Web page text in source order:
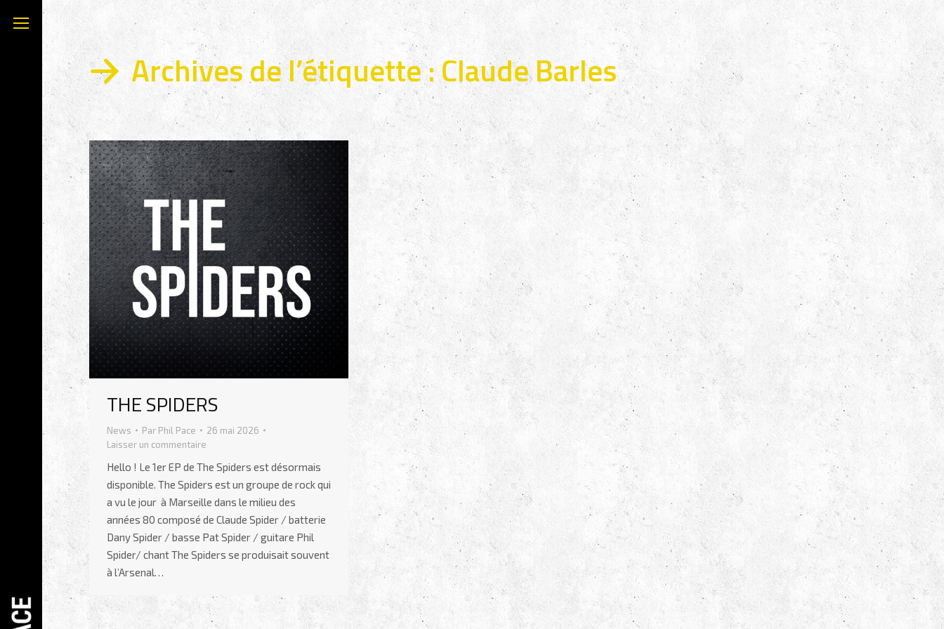
Archives de l’étiquette :Claude Barles
THE SPIDERS
News Par Phil Pace
26 mai 2026
Laisser un commentaire
Hello ! Le 1er EP de The Spiders est désormais
disponible. The Spiders est un groupe de rock qui
a vu le jour à Marseille dans le milieu des
années 80 composé de Claude Spider / batterie
Dany Spider / basse Pat Spider / guitare Phil
Spider/ chant The Spiders se produisait souvent
à l’Arsenal…